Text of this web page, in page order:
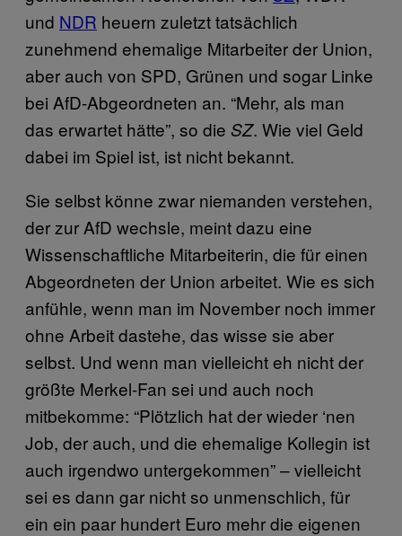
und NDR heuern zuletzt tatsächlich
zunehmend ehemalige Mitarbeiter der Union,
aber auch von SPD, Grünen und sogar Linke
bei AfD-Abgeordneten an. “Mehr, als man
das erwartet hätte”, so die SZ. Wie viel Geld
dabei im Spiel ist, ist nicht bekannt.
Sie selbst könne zwar niemanden verstehen,
der zur AfD wechsle, meint dazu eine
Wissenschaftliche Mitarbeiterin, die für einen
Abgeordneten der Union arbeitet. Wie es sich
anfühle, wenn man im November noch immer
ohne Arbeit dastehe, das wisse sie aber
selbst. Und wenn man vielleicht eh nicht der
größte Merkel-Fan sei und auch noch
mitbekomme: “Plötzlich hat der wieder ‘nen
Job, der auch, und die ehemalige Kollegin ist
auch irgendwo untergekommen” – vielleicht
sei es dann gar nicht so unmenschlich, für
ein ein paar hundert Euro mehr die eigenen